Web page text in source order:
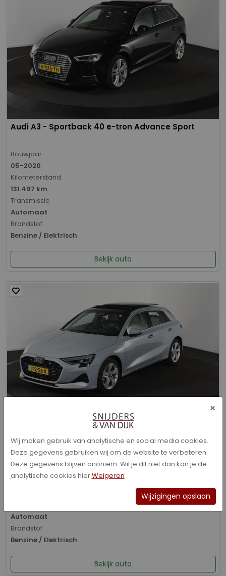
Audi A3 - Sportback 40 e-tron Advance Sport
Bouwjaar
05-2020
Kilometerstand
131.497 km
Transmissie
Automaat
Brandstof
Benzine / Elektrisch
Bekijk auto
Audi A3 - Sportback 40 TFSI e Advanced edition
Bouwjaar
01-2026
Kilometerstand
Automaat
Brandstof
Benzine / Elektrisch
Bekijk auto
×
Wij maken gebruik van analytische en social media cookies.
Deze gegevens gebruiken wij om de website te verbeteren.
Deze gegevens blijven anoniem. Wil je dit niet dan kan je de
analytische cookies hierWeigeren
Wijzigingen opslaan